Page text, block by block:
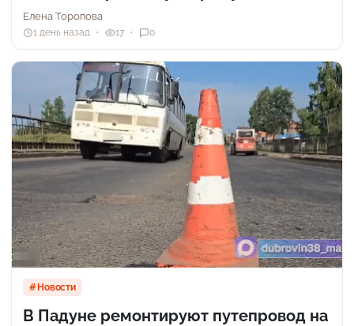
Елена Торопова
1 день назад 17 0
Новости
В Падуне ремонтируют путепровод на